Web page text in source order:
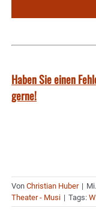
Haben Sie einen
gerne!
Von Christian Huber |
Theater - Musi | Tags: